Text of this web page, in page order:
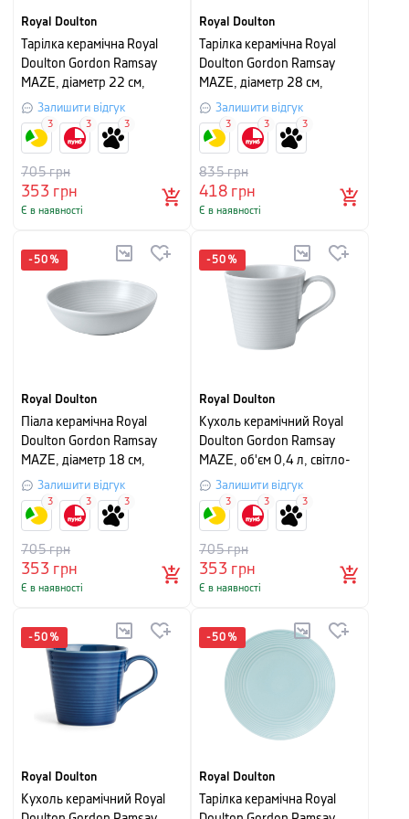
кавові сервізи, столовий посуд, статуетки, вази, сувеніри та
роботи та багато іншого.
Royal Doulton
Тарілка керамічна Royal
Doulton Gordon Ramsay
MAZE, діаметр 22 см,
світло-сірий
Залишити відгук
353 грн
705грн
Є в наявності
3 3 3
Royal Doulton
Тарілка керамічна Royal
Doulton Gordon Ramsay
MAZE, діаметр 28 см,
світло-сірий
Залишити відгук
418грн
835грн
Є в наявності
3 3 3
-50 %
Royal Doulton
Піала керамічна Royal
Doulton Gordon Ramsay
MAZE, діаметр 18 см,
світло-сірий
Залишити відгук
353 грн
705грн
Є в наявності
3 3 3
-50 %
Royal Doulton
Кухоль керамічний Royal
Doulton Gordon Ramsay
MAZE, об'єм 0,4 л, світло-
сірийЗалишити відгук
353 грн
705грн
Є в наявності
3 3 3
-50 %
Royal Doulton
Кухоль керамічний Royal
-50 %
Royal Doulton
Тарілка керамічна Royal